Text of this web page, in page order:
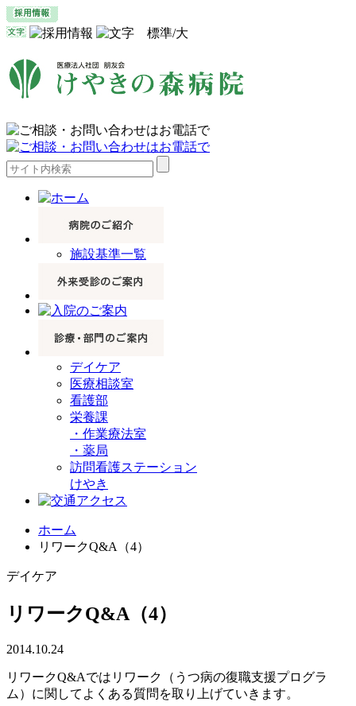
施設基準一覧
デイケア
医療相談室
看護部
栄養課
・ 作業療法室
・ 薬局
訪問看護ステーション
けやき
ホーム
リワークQ&A（4）
デイケア
リワークQ&A（4）
2014.10.24
リワークQ&Aではリワーク（うつ病の復職支援プログラ
ム）に関してよくある質問を取り上げていきます。